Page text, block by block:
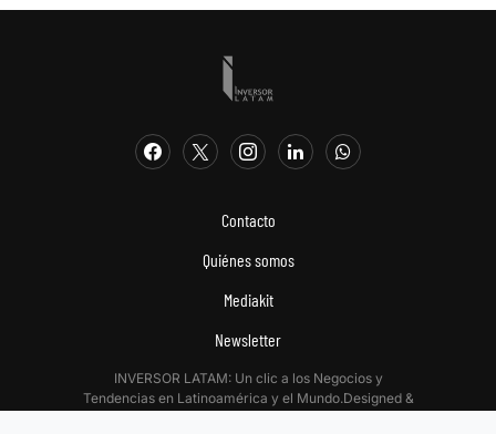
Contacto
Quiénes somos
Mediakit
Newsletter
INVERSOR LATAM: Un clic a los Negocios y
Tendencias en Latinoamérica y el Mundo.Designed &